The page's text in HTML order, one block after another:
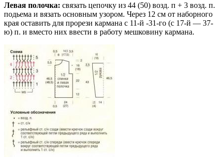
Левая полочка: связать цепочку из 44 (50) возд. п + 3 возд. п.
подьема и вязать основным узором. Через 12 см от наборного
края оставить для прорези кармана с 11-й -31-го (с 17-й — 37-
ю) п. и вместо них ввести в работу мешковину кармана.